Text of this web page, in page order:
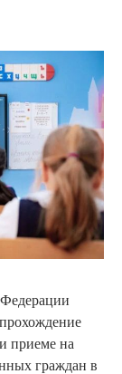
приеме на
граждан в